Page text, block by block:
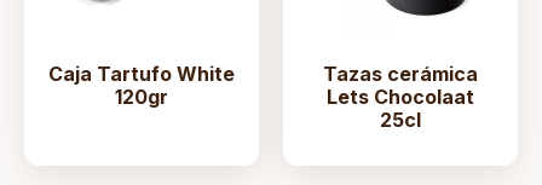
Caja Tartufo White
120gr
Tazas cerámica
Lets Chocolaat
25cl